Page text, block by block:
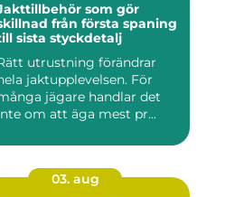
som gör
från första spaning
sista styckdetalj
utrustning förändrar
jaktupplevelsen. För
jägare handlar det
om att äga mest pr...
03. aug